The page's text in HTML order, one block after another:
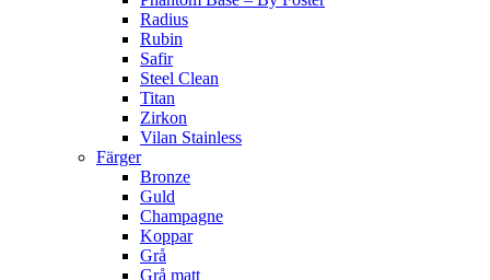
Radius
Rubin
Safir
Steel Clean
Titan
Zirkon
Vilan Stainless
Färger
Bronze
Guld
Champagne
Koppar
Grå
Grå matt